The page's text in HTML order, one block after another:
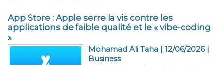
App Store : Apple serre la vis contre les
applications de faible qualité et le « vibe-coding
»
Mohamad Ali Taha | 12/06/2026|
Business